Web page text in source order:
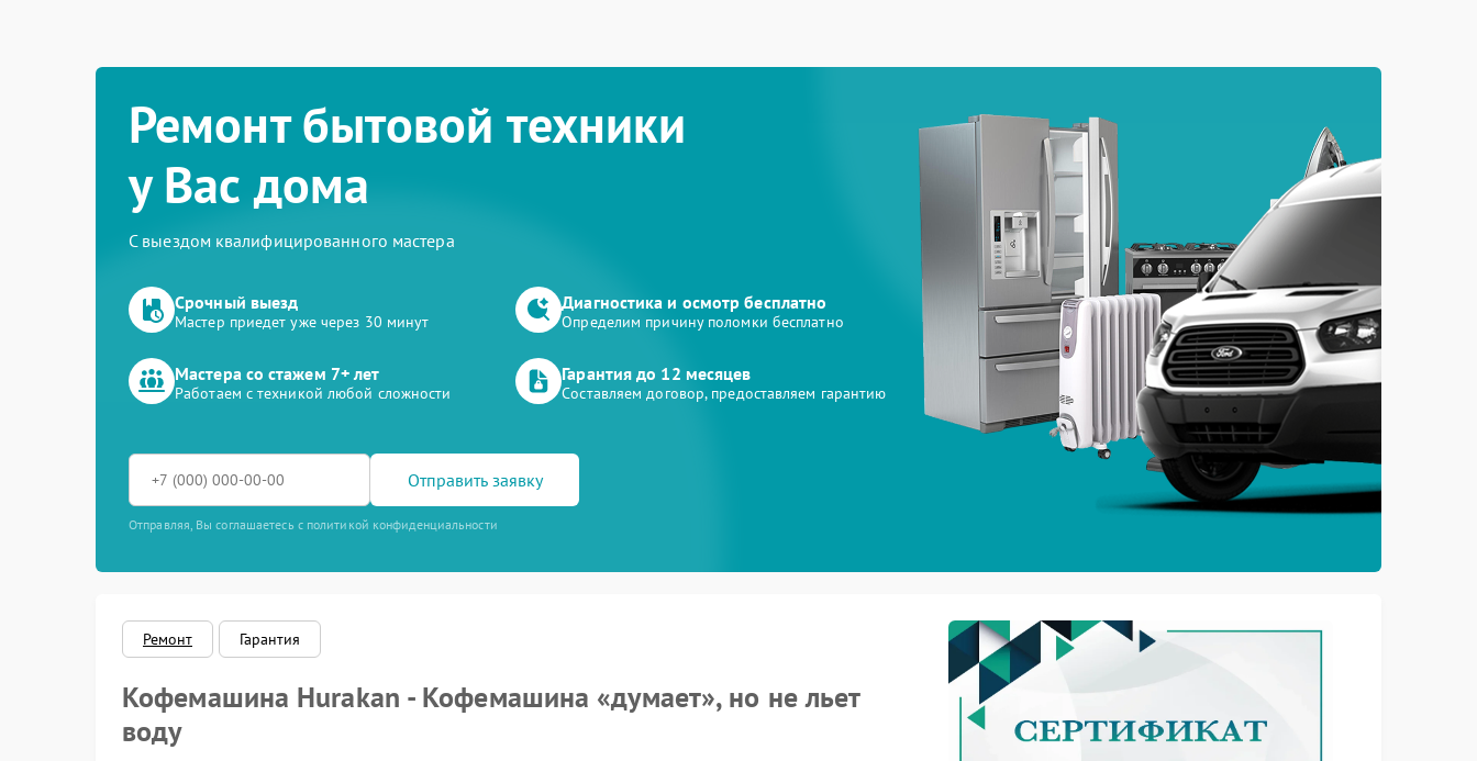
Ремонт бытовой техники
у Вас дома
С выездом квалифицированного мастера
Срочный выезд
Мастер приедет уже через 30 минут
Диагностика и осмотр бесплатно
Определим причину поломки бесплатно
Мастера со стажем 7+ лет
Работаем с техникой любой сложности
Гарантия до 12 месяцев
Составляем договор, предоставляем гарантию
Отправить заявку
Отправляя, Вы соглашаетесь с политикой конфиденциальности
Ремонт Гарантия
Кофемашина Hurakan - Кофемашина «думает», но не льет
воду